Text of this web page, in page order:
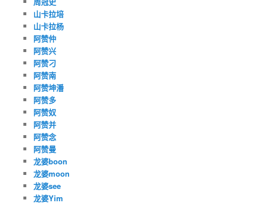
山卡拉培
山卡拉杨
阿赞仲
阿赞兴
阿赞刁
阿赞南
阿赞坤潘
阿赞多
阿赞奴
阿赞并
阿赞念
阿赞曼
龙婆boon
龙婆moon
龙婆see
龙婆Yim